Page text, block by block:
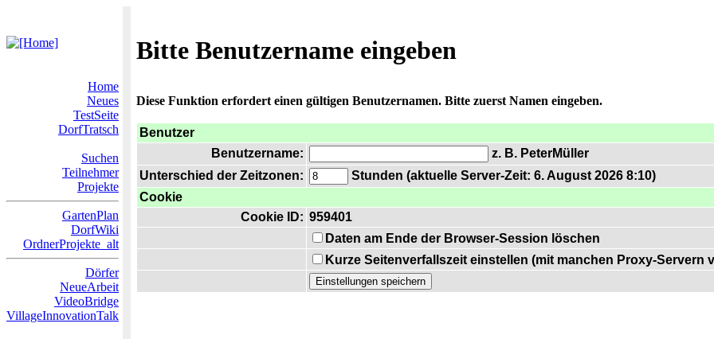
Bitte Benutzername eingeben
Home
Neues
TestSeite
DorfTratsch
Suchen
Teilnehmer
Projekte
GartenPlan
DorfWiki
OrdnerProjekte_alt
Dörfer
NeueArbeit
VideoBridge
VillageInnovationTalk
Diese Funktion erfordert einen gültigen Benutzernamen. Bitte zuerst Namen eingeben.
Benutzer
Benutzername:
z. B. PeterMüller
Unterschied der Zeitzonen:
Stunden (aktuelle Server-Zeit: 6. August 2026 8:10)
Cookie
Cookie ID: 959401
Daten am Ende der Browser-Session löschen
Kurze Seitenverfallszeit einstellen (mit manchen Proxy-Servern